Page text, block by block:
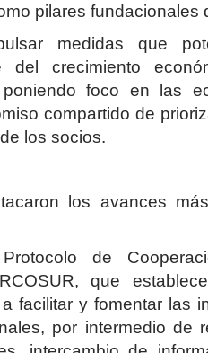
pilares fundacionales
medidas que
del crecimiento
foco en las
compartido de
los socios.
los avances
de
que
facilitar y fomentar las
por intermedio de